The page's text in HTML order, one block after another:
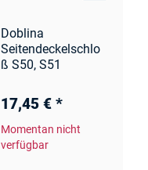
Doblina
Seitendeckelschlo
ß S50, S51
17,45 € *
Momentan nicht
verfügbar